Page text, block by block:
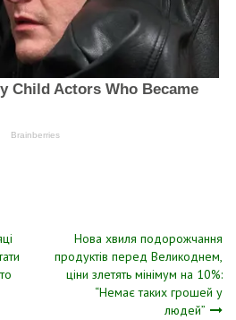
Нова хвиля подорожчання
продуктів перед Великоднем,
ціни злетять мінімум на 10%:
“Немає таких грошей у
людей”